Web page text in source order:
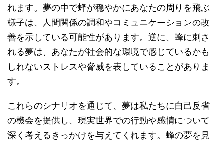
れます。夢の中で蜂が穏やかにあなたの周りを飛ぶ
様子は、人間関係の調和やコミュニケーションの改
善を示している可能性があります。逆に、蜂に刺さ
れる夢は、あなたが社会的な環境で感じているかも
しれないストレスや脅威を表していることがありま
す。
これらのシナリオを通じて、夢は私たちに自己反省
の機会を提供し、現実世界での行動や感情について
深く考えるきっかけを与えてくれます。蜂の夢を見